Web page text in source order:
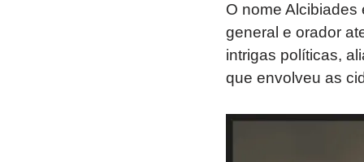
O nome
general e orador
intrigas políticas,
que envolveu as